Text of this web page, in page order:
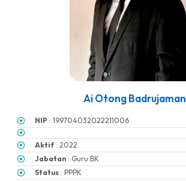
Ai Otong Badrujaman
NIP : 199704032022211006
Aktif : 2022
Jabatan : Guru BK
Status : PPPK